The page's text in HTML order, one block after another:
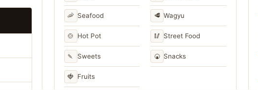
🦐 Seafood 🥩 Wagyu
🍲 Hot Pot 🥢 Street Food
🍡 Sweets 🍘 Snacks
🍓 Fruits